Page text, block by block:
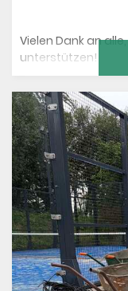
Vielen Dank an
unterstützen!
Galerie